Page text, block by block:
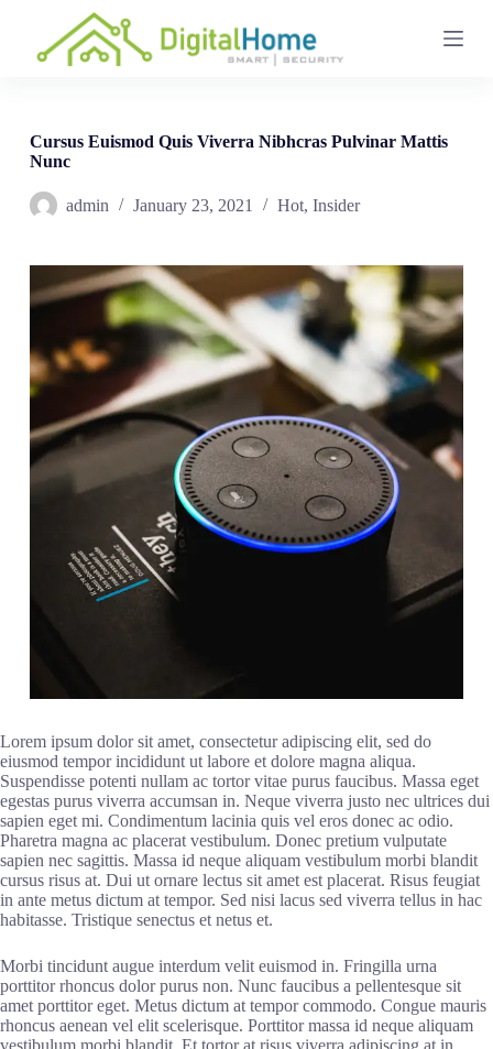
o
Cursus Euismod Quis Viverra Nibhcras Pulvinar Mattis
Nunc
admin January 23, 2021 Hot, Insider
Lorem ipsum dolor sit amet, consectetur adipiscing elit, sed do
eiusmod tempor incididunt ut labore et dolore magna aliqua.
Suspendisse potenti nullam ac tortor vitae purus faucibus. Massa eget
egestas purus viverra accumsan in. Neque viverra justo nec ultrices dui
sapien eget mi. Condimentum lacinia quis vel eros donec ac odio.
Pharetra magna ac placerat vestibulum. Donec pretium vulputate
sapien nec sagittis. Massa id neque aliquam vestibulum morbi blandit
cursus risus at. Dui ut ornare lectus sit amet est placerat. Risus feugiat
in ante metus dictum at tempor. Sed nisi lacus sed viverra tellus in hac
habitasse. Tristique senectus et netus et.
Morbi tincidunt augue interdum velit euismod in. Fringilla urna
porttitor rhoncus dolor purus non. Nunc faucibus a pellentesque sit
amet porttitor eget. Metus dictum at tempor commodo. Congue mauris
rhoncus aenean vel elit scelerisque. Porttitor massa id neque aliquam